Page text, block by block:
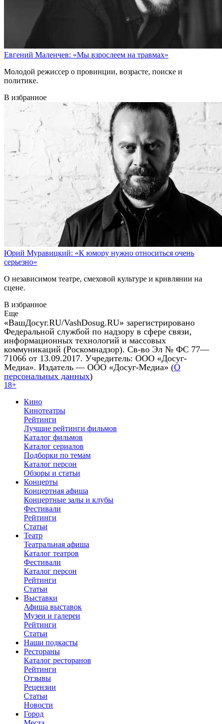
Евгений Маленчев: «Мы взрослеем на травмах»
Молодой режиссер о провинции, возрасте, поиске и
политике.
В избранное
Юрий Муравицкий: «К юмору нужно относиться очень
серьезно»
О независимом театре, смеховой культуре и кривлянии на
сцене.
В избранное
Еще
«ВашДосуг.RU/VashDosug.RU» зарегистрировано
Федеральной службой по надзору в сфере связи,
информационных технологий и массовых
коммуникаций (Роскомнадзор). Св-во Эл № ФС 77—
71066 от 13.09.2017. Учредитель: ООО «Досуг-
Медиа». Издатель — ООО «Досуг-Медиа» (О
персональных данных)
18+
Кино
Кинотеатры
Рейтинги
Лучшие рейтинги фильмов
Каталог фильмов
Каталог сериалов
Подборки по темам
Каталог персон
Обзоры и статьи
Концерты
Концертная афиша
Концертные залы и клубы
Фестивали
Рейтинги
Статьи
Театр
Театральная афиша
Каталог театров
Фестивали
Каталог персон
Рейтинги
Статьи
Выставки
Афиша выставок
Музеи и галереи
Рейтинги
Статьи
Наши подкасты
Рестораны
Каталог ресторанов
Рейтинги
Отзывы
Рецензии
Статьи
Новости
Город